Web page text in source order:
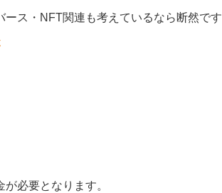
ース・NFT関連も考えているなら断然です
必要となります。